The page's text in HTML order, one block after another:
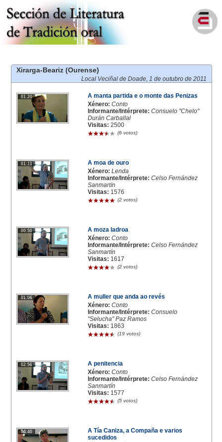
Xirarga-Beariz (Ourense)
Local Veciñal de Doade, 1 de outubro de 2011
01:20
A manta partida e o monte das Penizas
Xénero: Conto
Informante/Intérprete: Consuelo "Chelo"
Durán Carballal
Visitas: 2500
(6 votos)
01:11
A moa de ouro
Xénero: Lenda
Informante/Intérprete: Celso Fernández
Sanmartín
Visitas: 1576
(2 votos)
00:50
A moza ladroa
Xénero: Conto
Informante/Intérprete: Celso Fernández
Sanmartín
Visitas: 1617
(2 votos)
01:06
A muller que anda ao revés
Xénero: Conto
Informante/Intérprete: Consuelo
"Selucha" Paz Ramos
Visitas: 1863
(19 votos)
02:56
A penitencia
Xénero: Conto
Informante/Intérprete: Celso Fernández
Sanmartín
Visitas: 1577
(5 votos)
04:40
A Tía Caniza, a Compaña e varios
sucedidos